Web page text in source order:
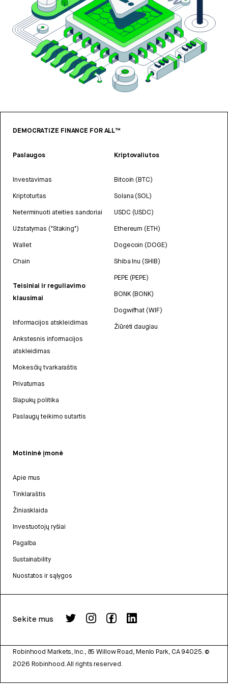
DEMOCRATIZE FINANCE FOR ALL™
Paslaugos
Investavimas
Kriptoturtas
Neterminuoti ateities sandoriai
Užstatymas ("Staking")
Wallet
Chain
Teisiniai ir reguliavimo
klausimai
Informacijos atskleidimas
Ankstesnis informacijos
atskleidimas
Mokesčių tvarkaraštis
Privatumas
Slapukų politika
Paslaugų teikimo sutartis
Kriptovaliutos
Bitcoin (BTC)
Solana (SOL)
USDC (USDC)
Ethereum (ETH)
Dogecoin (DOGE)
Shiba Inu (SHIB)
PEPE (PEPE)
BONK (BONK)
Dogwifhat (WIF)
Žiūrėti daugiau
Motininė įmonė
Apie mus
Tinklaraštis
Žiniasklaida
Investuotojų ryšiai
Pagalba
Sustainability
Nuostatos ir sąlygos
Sekite mus
Robinhood Markets, Inc., 85 Willow Road, Menlo Park, CA 94025. ©
2026 Robinhood. All rights reserved.